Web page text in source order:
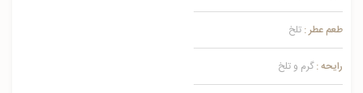
طعم عطر : تلخ
رایحه : گرم و تلخ